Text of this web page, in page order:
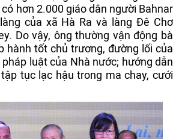
có hơn 2.000 giáo dân người Bahnar
của xã Hà Ra và làng Đê Chơ
Do vậy, ông thường vận động bà
hành tốt chủ trương, đường lối của
luật của Nhà nước; hướng dẫn
tục lạc hậu trong ma chay, cưới